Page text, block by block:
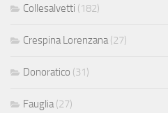
Collesalvetti (182)
Crespina Lorenzana (27)
Donoratico (31)
Fauglia (27)